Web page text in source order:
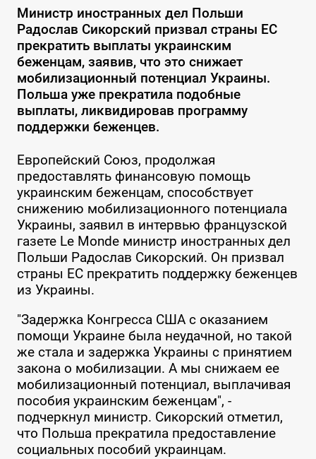
Министр иностранных дел Польши
Радослав Сикорский призвал страны ЕС
прекратить выплаты украинским
беженцам, заявив, что это снижает
мобилизационный потенциал Украины.
Польша уже прекратила подобные
выплаты, ликвидировав программу
поддержки беженцев.
Европейский Союз, продолжая
предоставлять финансовую помощь
украинским беженцам, способствует
снижению мобилизационного потенциала
Украины, заявил в интервью французской
газете Le Monde министр иностранных дел
Польши Радослав Сикорский. Он призвал
страны ЕС прекратить поддержку беженцев
из Украины.
"Задержка Конгресса США с оказанием
помощи Украине была неудачной, но такой
же стала и задержка Украины с принятием
закона о мобилизации. А мы снижаем ее
мобилизационный потенциал, выплачивая
пособия украинским беженцам", -
подчеркнул министр. Сикорский отметил,
что Польша прекратила предоставление
социальных пособий украинцам.